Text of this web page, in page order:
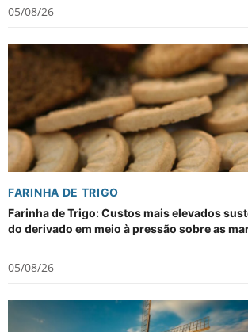
05/08/26
FARINHA DE TRIGO
Farinha de Trigo: Custos mais elevados
do derivado em meio à pressão sobre as
05/08/26